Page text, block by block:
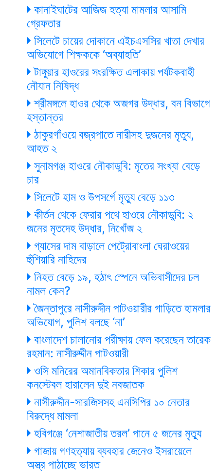
কানাইঘাটের আজিজ হত্যা মামলার আসামি
গ্রেফতার
সিলেটে চায়ের দোকানে এইচএসসির খাতা দেখার
অভিযোগে শিক্ষককে ‘অব্যাহতি’
টাঙ্গুয়ার হাওরের সংরক্ষিত এলাকায় পর্যটকবাহী
নৌযান নিষিদ্ধ
শ্রীমঙ্গলে হাওর থেকে অজগর উদ্ধার, বন বিভাগে
হস্তান্তর
ঠাকুরগাঁওয়ে বজ্রপাতে নারীসহ দুজনের মৃত্যু,
আহত ২
সুনামগঞ্জ হাওরে নৌকাডুবি: মৃতের সংখ্যা বেড়ে
চার
সিলেটে হাম ও উপসর্গে মৃত্যু বেড়ে ১১৩
কীর্তন থেকে ফেরার পথে হাওরে নৌকাডুবি: ২
জনের মৃতদেহ উদ্ধার, নিখোঁজ ২
গ্যাসের দাম বাড়ালে পেট্রোবাংলা ঘেরাওয়ের
হুঁশিয়ারি নাহিদের
নিহত বেড়ে ১৯, হঠাৎ স্পেনে অভিবাসীদের ঢল
নামল কেন?
জৈন্তাপুরে নাসীরুদ্দীন পাটওয়ারীর গাড়িতে হামলার
অভিযোগ, পুলিশ বলছে ‘না’
বাংলাদেশ চালানোর পরীক্ষায় ফেল করেছেন তারেক
রহমান: নাসীরুদ্দীন পাটওয়ারী
ওসি মনিরের অমানবিকতার শিকার পুলিশ
কনস্টেবল হারালেন দুই নবজাতক
নাসীরুদ্দীন-সারজিসসহ এনসিপির ১০ নেতার
বিরুদ্ধে মামলা
হবিগঞ্জে ‘নেশাজাতীয় তরল’ পানে ৫ জনের মৃত্যু
গাজায় গণহত্যায় ব্যবহার জেনেও ইসরায়েলে
অস্ত্র পাঠাচ্ছে ভারত